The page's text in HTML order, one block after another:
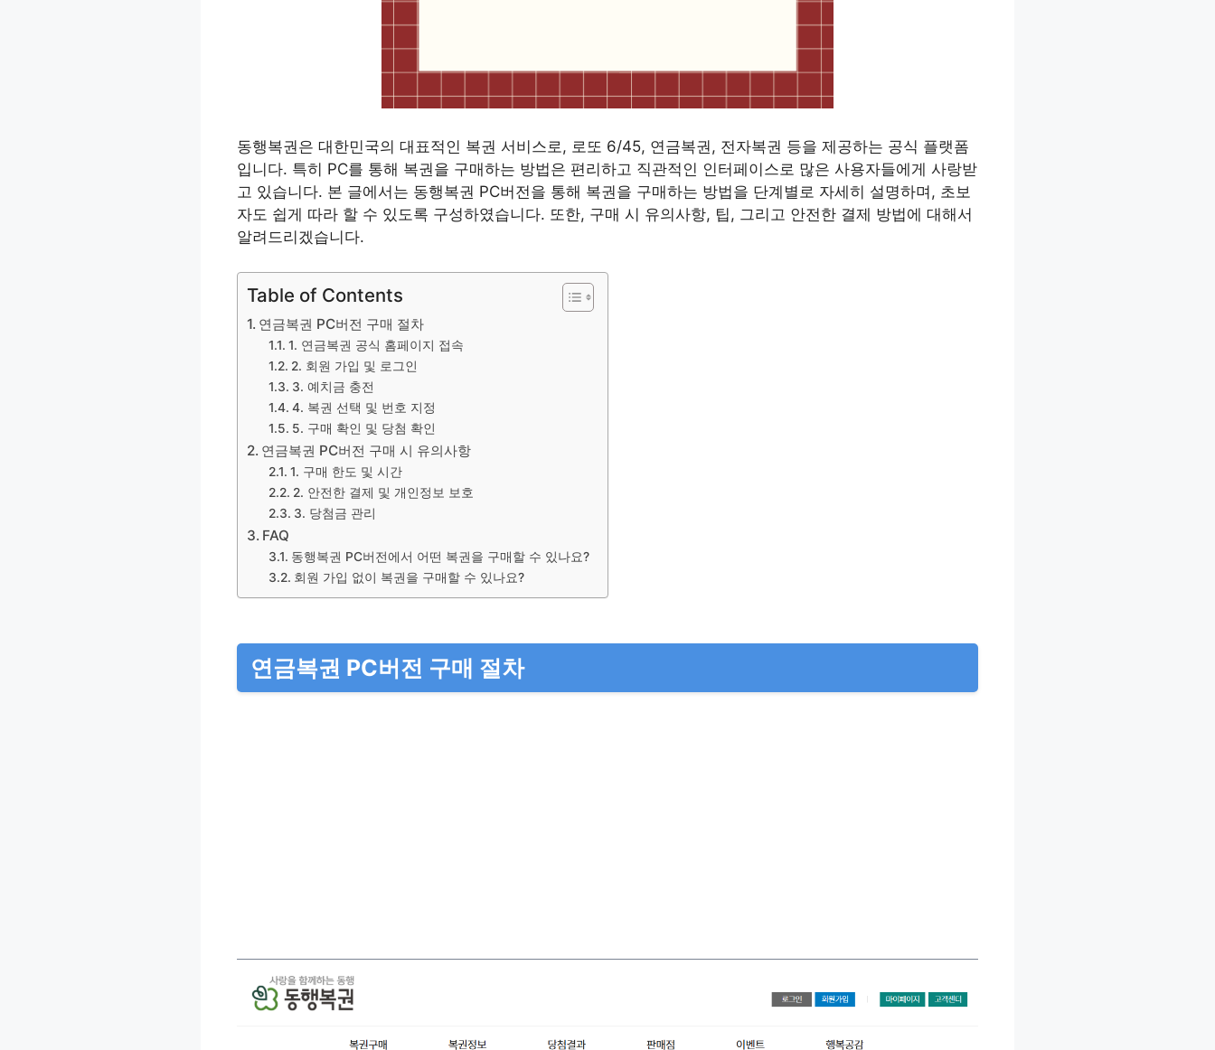
동행복권은 대한민국의 대표적인 복권 서비스로, 로또 6/45, 연금복권, 전자복권 등을 제공하는 공식 플랫폼
입니다. 특히 PC를 통해 복권을 구매하는 방법은 편리하고 직관적인 인터페이스로 많은 사용자들에게 사랑받
고 있습니다. 본 글에서는 동행복권 PC버전을 통해 복권을 구매하는 방법을 단계별로 자세히 설명하며, 초보
자도 쉽게 따라 할 수 있도록 구성하였습니다. 또한, 구매 시 유의사항, 팁, 그리고 안전한 결제 방법에 대해서
알려드리겠습니다.
Table of Contents
연금복권 PC버전 구매 절차
1. 연금복권 공식 홈페이지 접속
2. 회원 가입 및 로그인
3. 예치금 충전
4. 복권 선택 및 번호 지정
5. 구매 확인 및 당첨 확인
연금복권 PC버전 구매 시 유의사항
1. 구매 한도 및 시간
2. 안전한 결제 및 개인정보 보호
3. 당첨금 관리
FAQ
동행복권 PC버전에서 어떤 복권을 구매할 수 있나요?
회원 가입 없이 복권을 구매할 수 있나요?
연금복권 PC버전 구매 절차